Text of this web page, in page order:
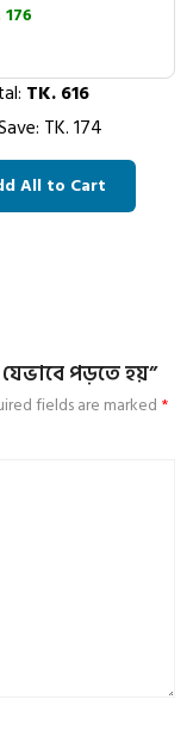
TK.616
TK.174
All to Cart
পড়তে হয়”
fields are marked *